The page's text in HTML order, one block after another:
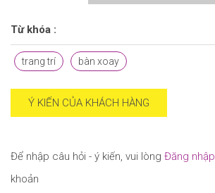
Từ khóa :
trang trí bàn xoay
Ý KIẾN CỦA KHÁCH HÀNG
Để nhập câu hỏi - ý kiến, vui lòng Đăng nhập
khoản